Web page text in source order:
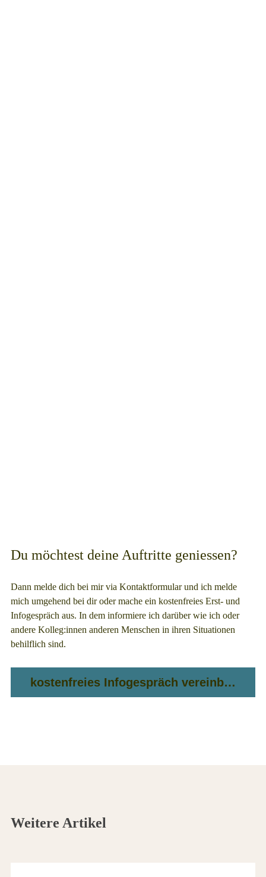
Du möchtest deine Auftritte geniessen?
Dann melde dich bei mir via Kontaktformularund ich melde
mich umgehend bei dir oder mache ein kostenfreies Erst- und
Infogespräch aus. In dem informiere ich darüber wie ich oder
andere Kolleg:innen anderen Menschen in ihren Situationen
behilflich sind.
kostenfreies Infogespräch vereinbaren
Weitere Artikel